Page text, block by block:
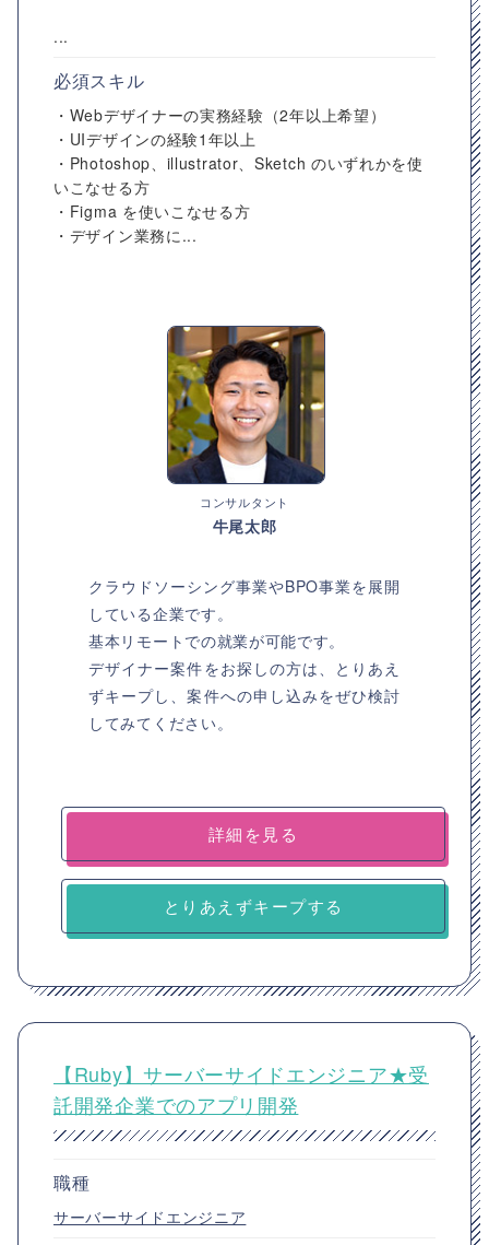
...
必須スキル
・Webデザイナーの実務経験（2年以上希望）
・UIデザインの経験1年以上
・Photoshop、illustrator、Sketch のいずれかを使
いこなせる方
・Figma を使いこなせる方
・デザイン業務に...
コンサルタント
牛尾太郎
クラウドソーシング事業やBPO事業を展開
している企業です。
基本リモートでの就業が可能です。
デザイナー案件をお探しの方は、とりあえ
ずキープし、案件への申し込みをぜひ検討
してみてください。
詳細を見る
とりあえずキープする
【Ruby】サーバーサイドエンジニア★受
託開発企業でのアプリ開発
職種
サーバーサイドエンジニア